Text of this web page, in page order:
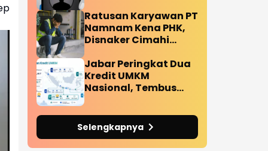
Ratusan Karyawan PT
Namnam Kena PHK,
Disnaker Cimahi
Jabar Peringkat Dua
Kredit UMKM
Nasional, Tembus
Selengkapnya